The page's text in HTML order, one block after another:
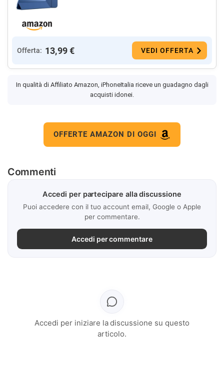
Offerta: 13,99 € VEDI OFFERTA
In qualità di Affiliato Amazon, iPhoneItalia riceve un guadagno dagli
acquisti idonei.
OFFERTE AMAZON DI OGGI
Commenti
Accedi per partecipare alla discussione
Puoi accedere con il tuo account email, Google o Apple
per commentare.
Accedi per commentare
Accedi per iniziare la discussione su questo
articolo.